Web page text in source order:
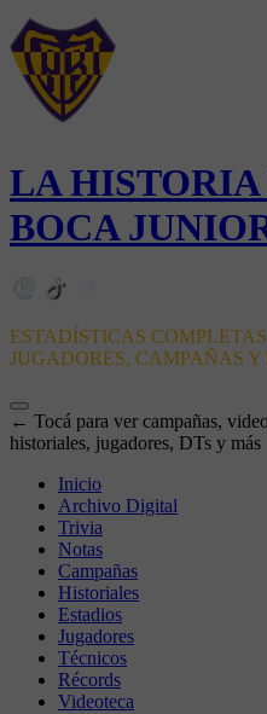
LA HISTORIA
BOCA
ESTADÍSTICAS
JUGADORES, CAMPAÑAS Y
← Tocá para ver campañas,
historiales, jugadores, DTs y más
Inicio
Archivo Digital
Trivia
Notas
Campañas
Historiales
Estadios
Jugadores
Técnicos
Récords
Videoteca